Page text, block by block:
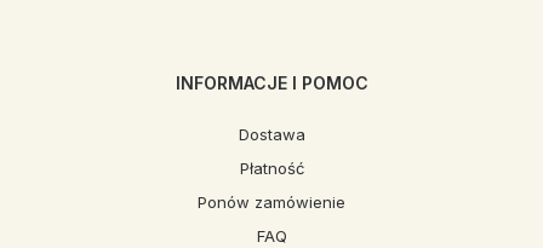
INFORMACJE I POMOC
Dostawa
Płatność
Ponów zamówienie
FAQ